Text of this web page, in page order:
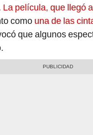
La película, que llegó
como una de las
que algunos